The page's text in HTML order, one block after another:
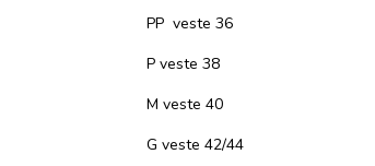
PP veste 36
P veste 38
M veste 40
G veste 42/44